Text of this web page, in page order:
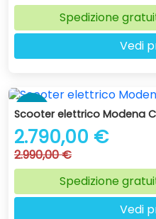
Spedizione
Vedi
Scooter elettrico Modena
2.790,00 €
2.990,00 €
Spedizione
Vedi